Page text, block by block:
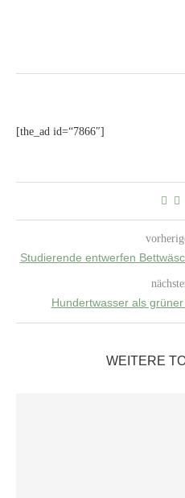
[the_ad id=“7866″]
Studierende entwerfen
Hundertwasser als
WEITERE